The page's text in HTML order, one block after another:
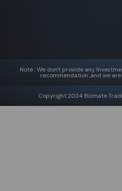
Note : We don't provide any
recommendation ,and we
Copyright 2024 Bizmate